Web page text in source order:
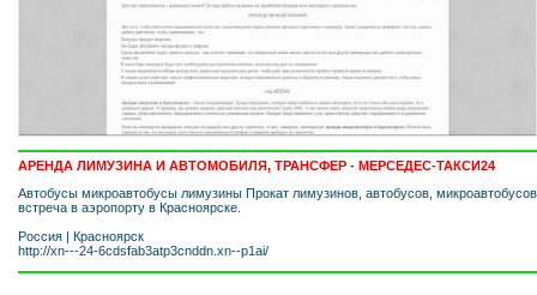
АРЕНДА ЛИМУЗИНА И АВТОМОБИЛЯ, ТРАНСФЕР - МЕРСЕДЕС-ТАКСИ24
Автобусы микроавтобусы лимузины Прокат лимузинов, автобусов, микроавтобусов
встреча в аэропорту в Красноярске.
Россия | Красноярск
http://xn---24-6cdsfab3atp3cnddn.xn--p1ai/